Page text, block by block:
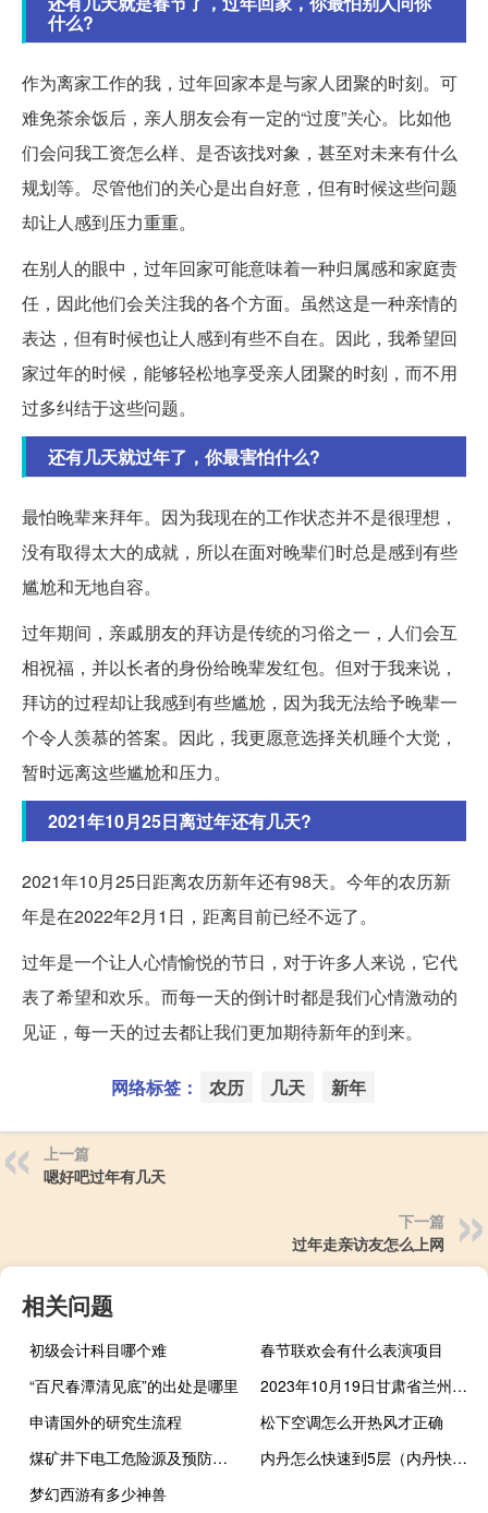
什么?
作为离家工作的我，过年回家本是与家人团聚的时刻。可
难免茶余饭后，亲人朋友会有一定的“过度”关心。比如他
们会问我工资怎么样、是否该找对象，甚至对未来有什么
规划等。尽管他们的关心是出自好意，但有时候这些问题
却让人感到压力重重。
在别人的眼中，过年回家可能意味着一种归属感和家庭责
任，因此他们会关注我的各个方面。虽然这是一种亲情的
表达，但有时候也让人感到有些不自在。因此，我希望回
家过年的时候，能够轻松地享受亲人团聚的时刻，而不用
过多纠结于这些问题。
还有几天就过年了，你最害怕什么?
最怕晚辈来拜年。因为我现在的工作状态并不是很理想，
没有取得太大的成就，所以在面对晚辈们时总是感到有些
尴尬和无地自容。
过年期间，亲戚朋友的拜访是传统的习俗之一，人们会互
相祝福，并以长者的身份给晚辈发红包。但对于我来说，
拜访的过程却让我感到有些尴尬，因为我无法给予晚辈一
个令人羡慕的答案。因此，我更愿意选择关机睡个大觉，
暂时远离这些尴尬和压力。
2021年10月25日离过年还有几天?
2021年10月25日距离农历新年还有98天。今年的农历新
年是在2022年2月1日，距离目前已经不远了。
过年是一个让人心情愉悦的节日，对于许多人来说，它代
表了希望和欢乐。而每一天的倒计时都是我们心情激动的
见证，每一天的过去都让我们更加期待新年的到来。
网络标签： 农历 几天 新年
上一篇
嗯好吧过年有几天
下一篇
过年走亲访友怎么上网
相关问题
初级会计科目哪个难
春节联欢会有什么表演项目
“百尺春潭清见底”的出处是哪里
2023年10月19日甘肃省兰州市疫情大数据-今日/今天疫情全网搜索最新实时消息动态情况通知播报
申请国外的研究生流程
松下空调怎么开热风才正确
煤矿井下电工危险源及预防措施
内丹怎么快速到5层（内丹快速到5层）
梦幻西游有多少神兽